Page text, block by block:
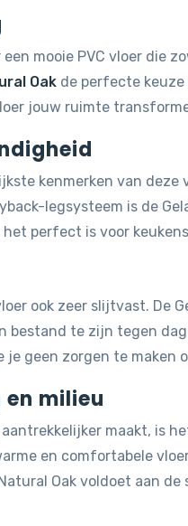
een mooie PVC vloer die
Oak de perfecte
jouw ruimte
kenmerken van
legsysteem is de
perfect is voor
ook zeer slijtvast. De
bestand te zijn tegen
je geen zorgen te maken
milieu
maakt, is
en comfortabele
Oak voldoet aan